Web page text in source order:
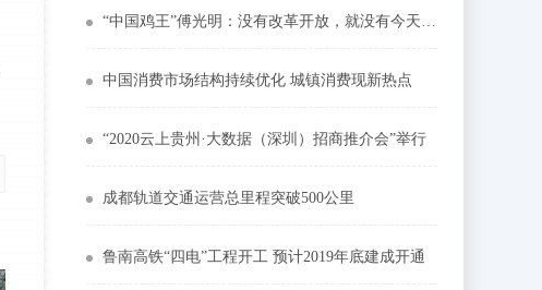
“中国鸡王”傅光明：没有改革开放，就没有今天的我
中国消费市场结构持续优化 城镇消费现新热点
“2020云上贵州·大数据（深圳）招商推介会”举行
成都轨道交通运营总里程突破500公里
鲁南高铁“四电”工程开工 预计2019年底建成开通